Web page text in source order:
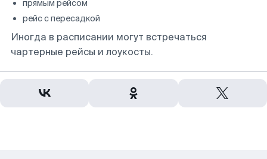
прямым рейсом
рейс с пересадкой
Иногда в расписании могут встречаться
чартерные рейсы и лоукосты.